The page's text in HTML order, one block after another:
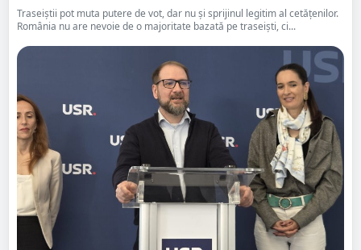
Traseiștii pot muta putere de vot, dar nu și sprijinul legitim al cetățenilor.
România nu are nevoie de o majoritate bazată pe traseiști, ci...